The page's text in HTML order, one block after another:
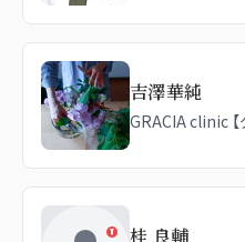
吉澤華純
GRACIA clinic 【
桂 良輔